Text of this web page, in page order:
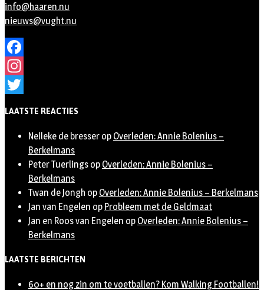
info@haaren.nu
nieuws@vught.nu
Facebook
Instagram
LAATSTE REACTIES
Nelleke de bresser op Overleden: Annie Bolenius –
Berkelmans
Peter Tuerlings op Overleden: Annie Bolenius –
Berkelmans
Twan de Jongh op Overleden: Annie Bolenius – Berkelmans
Jan van Engelen op Probleem met de Geldmaat
Jan en Roos van Engelen op Overleden: Annie Bolenius –
Berkelmans
LAATSTE BERICHTEN
60+ en nog zin om te voetballen? Kom Walking Footballen!